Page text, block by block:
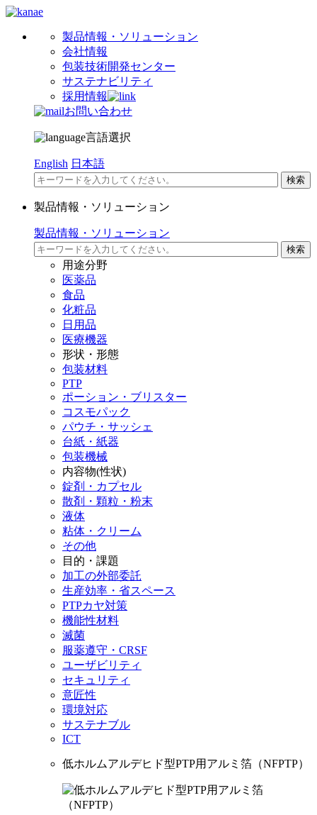
製品情報・ソリューション
会社情報
包装技術開発センター
サステナビリティ
採用情報
お問い合わせ
言語選択
English 日本語
製品情報・ソリューション
製品情報・ソリューション
用途分野
医薬品
食品
化粧品
日用品
医療機器
形状・形態
包装材料
PTP
ポーション・ブリスター
コスモパック
パウチ・サッシェ
台紙・紙器
包装機械
内容物(性状)
錠剤・カプセル
散剤・顆粒・粉末
液体
粘体・クリーム
その他
目的・課題
加工の外部委託
生産効率・省スペース
PTPカヤ対策
機能性材料
滅菌
服薬遵守・CRSF
ユーザビリティ
セキュリティ
意匠性
環境対応
サステナブル
ICT
低ホルムアルデヒド型PTP用アルミ箔（NFPTP）